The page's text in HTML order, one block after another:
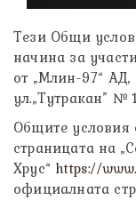
Тези Общи
начина за
от „Млин-97“ АД,
ул.„Тутракан” №
Общите условия
страницата на
Хрус“ https://
официалната